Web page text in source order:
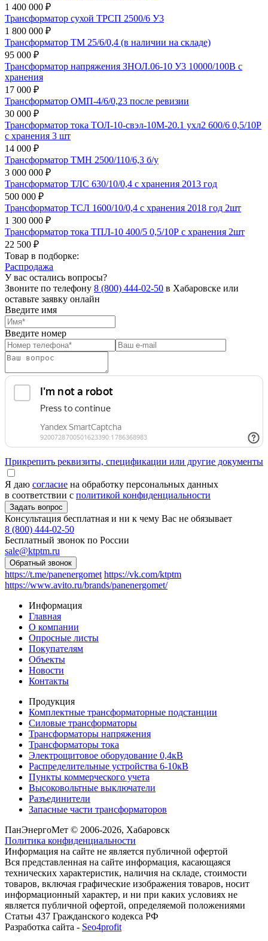
1 400 000 ₽
Трансформатор сухой ТРСП 2500/6 У3
1 800 000 ₽
Трансформатор ТМ 25/6/0,4 (в наличии на складе)
95 000 ₽
Трансформатор напряжения ЗНОЛ.06-10 У3 10000/100В с
хранения
17 000 ₽
Трансформатор ОМП-4/6/0,23 после ревизии
30 000 ₽
Трансформатор тока ТОЛ-10-свэл-10М-20.1 ухл2 600/6 0,5/10Р
с хранения 3 шт
14 000 ₽
Трансформатор ТМН 2500/110/6,3 б/у
3 000 000 ₽
Трансформатор ТЛС 630/10/0,4 с хранения 2013 год
500 000 ₽
Трансформатор ТСЛ 1600/10/0,4 с хранения 2018 год 2шт
1 300 000 ₽
Трансформатор тока ТПЛ-10 400/5 0,5/10Р с хранения 2шт
22 500 ₽
Товар в подборке:
Распродажа
У вас остались вопросы?
Звоните по телефону 8 (800) 444-02-50 в Хабаровске или
оставьте заявку онлайн
Введите имя
Введите номер
Прикрепить реквизиты, спецификации или другие документы
Я даю согласие на обработку персональных данных
в соответствии с политикой конфиденциальности
Консультация бесплатная и ни к чему Вас не обязывает
8 (800) 444-02-50
Бесплатный звонок по России
sale@ktptm.ru
https://t.me/panenergomet https://vk.com/ktptm
https://www.avito.ru/brands/panenergomet/
Информация
Главная
О компании
Опросные листы
Покупателям
Объекты
Новости
Контакты
Продукция
Комплектные трансформаторные подстанции
Силовые трансформаторы
Трансформаторы напряжения
Трансформаторы тока
Электрощитовое оборудование 0,4кВ
Распределительные устройства 6-10кВ
Пункты коммерческого учета
Высоковольтные выключатели
Разъединители
Запасные части трансформаторов
ПанЭнергоМет © 2006-2026, Хабаровск
Политика конфиденциальности
Информация на сайте не является публичной офертой
Вся представленная на сайте информация, касающаяся
технических характеристик, наличия на складе, стоимости
товаров, включая графические изображения товаров, носит
информационный характер, и ни при каких условиях не
является публичной офертой, определяемой положениями
Статьи 437 Гражданского кодекса РФ
Разработка сайта - Seo4profit